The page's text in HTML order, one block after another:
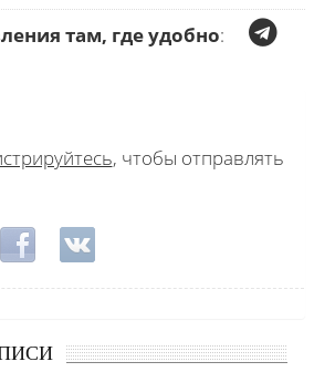
там, где удобно:
, чтобы отправлять
Login with Facebook
Login with ВКонтакте